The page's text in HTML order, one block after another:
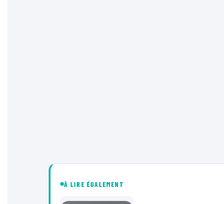
À LIRE ÉGALEMENT